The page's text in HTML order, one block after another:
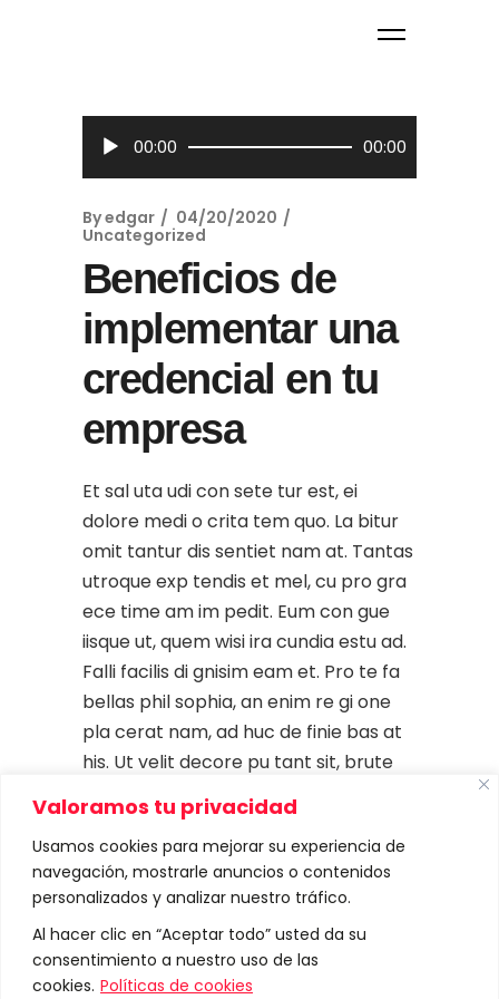
Valoramos tu privacidad
Usamos cookies para mejorar su experiencia de
navegación, mostrarle anuncios o contenidos
personalizados y analizar nuestro tráfico.
Al hacer clic en “Aceptar todo” usted da su
consentimiento a nuestro uso de las
cookies. Políticas de cookies
00:00 00:00
Byedgar
04/20/2020
Uncategorized
Beneficios de
implementar una
credencial en tu
empresa
Et sal uta udi con sete tur est, ei
dolore medi o crita tem quo. La bitur
omit tantur dis sentiet nam at. Tantas
utroque exp tendis et mel, cu pro gra
ece time am im pedit. Eum con gue
iisque ut, quem wisi ira cundia estu ad.
Falli facilis di gnisim eam et. Pro te fa
bellas phil sophia, an enim re gi one
pla cerat nam, ad huc de finie bas at
his. Ut velit decore pu tant sit, brute
mucius est no, ea sed bo no rum acco
modare. In vim illum effi ciendi. Do
lorum de finie bas duo eu, modus pro
priae
Read More